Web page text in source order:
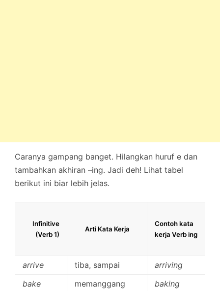
Caranya gampang banget. Hilangkan huruf e dan
tambahkan akhiran –ing. Jadi deh! Lihat tabel
berikut ini biar lebih jelas.
Infinitive
(Verb 1)
Arti Kata Kerja
Contoh kata
kerja Verb ing
arrive tiba, sampai
arriving
bake
memanggang baking